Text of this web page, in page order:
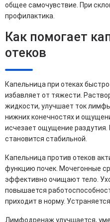
общее самочувствие. При
профилактика.
Как помогает
отеков
Капельница при отеках
избавляет от тяжести.
жидкости, улучшает ток
нижних конечностях и
исчезает ощущение раздутия.
становится стабильной.
Капельница против отеков
функцию почек. Мочегонные
эффективно очищают тело.
повышается
приходит в норму.
Лимфодренаж улучшается,